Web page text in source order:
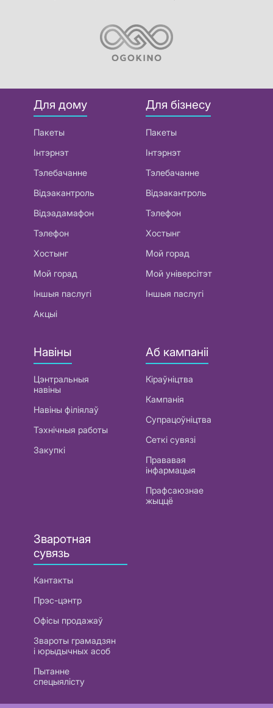
Для дому
Пакеты
Інтэрнэт
Тэлебачанне
Відэакантроль
Відэадамафон
Тэлефон
Хостынг
Мой горад
Іншыя паслугі
Акцыі
Для бізнесу
Пакеты
Інтэрнэт
Тэлебачанне
Відэакантроль
Тэлефон
Хостынг
Мой горад
Мой універсітэт
Іншыя паслугі
Навіны
Цэнтральныя
навіны
Навіны філіялаў
Тэхнічныя работы
Закупкі
Аб кампаніі
Кіраўніцтва
Кампанія
Супрацоўніцтва
Сеткі сувязі
Прававая
інфармацыя
Прафсаюзнае
жыццё
Зваротная
сувязь
Кантакты
Прэс-цэнтр
Офісы продажаў
Звароты грамадзян
і юрыдычных асоб
Пытанне
спецыялісту